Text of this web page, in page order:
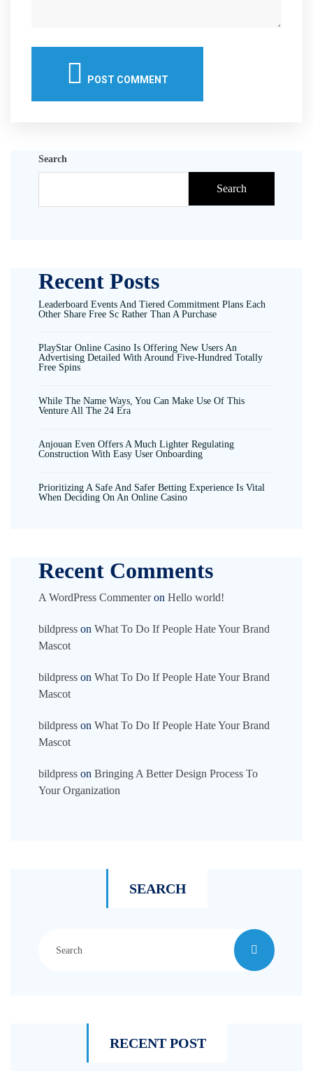
POST COMMENT
Search
Search
Recent Posts
Leaderboard Events And Tiered Commitment Plans Each
Other Share Free Sc Rather Than A Purchase
PlayStar Online Casino Is Offering New Users An
Advertising Detailed With Around Five-Hundred Totally
Free Spins
While The Name Ways, You Can Make Use Of This
Venture All The 24 Era
Anjouan Even Offers A Much Lighter Regulating
Construction With Easy User Onboarding
Prioritizing A Safe And Safer Betting Experience Is Vital
When Deciding On An Online Casino
Recent Comments
A WordPress Commenteron Hello world!
bildpress on What To Do If People Hate Your Brand
Mascot
bildpress on What To Do If People Hate Your Brand
Mascot
bildpress on What To Do If People Hate Your Brand
Mascot
bildpress on Bringing A Better Design Process To
Your Organization
SEARCH
RECENT POST